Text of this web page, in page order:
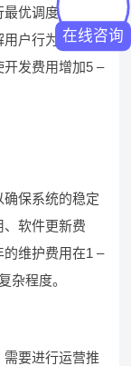
优调度，提高
用户行为和市场
发费用增加5 –
保系统的稳定
软件更新费
维护费用在1 –
杂程度。
要进行运营推
在线咨询